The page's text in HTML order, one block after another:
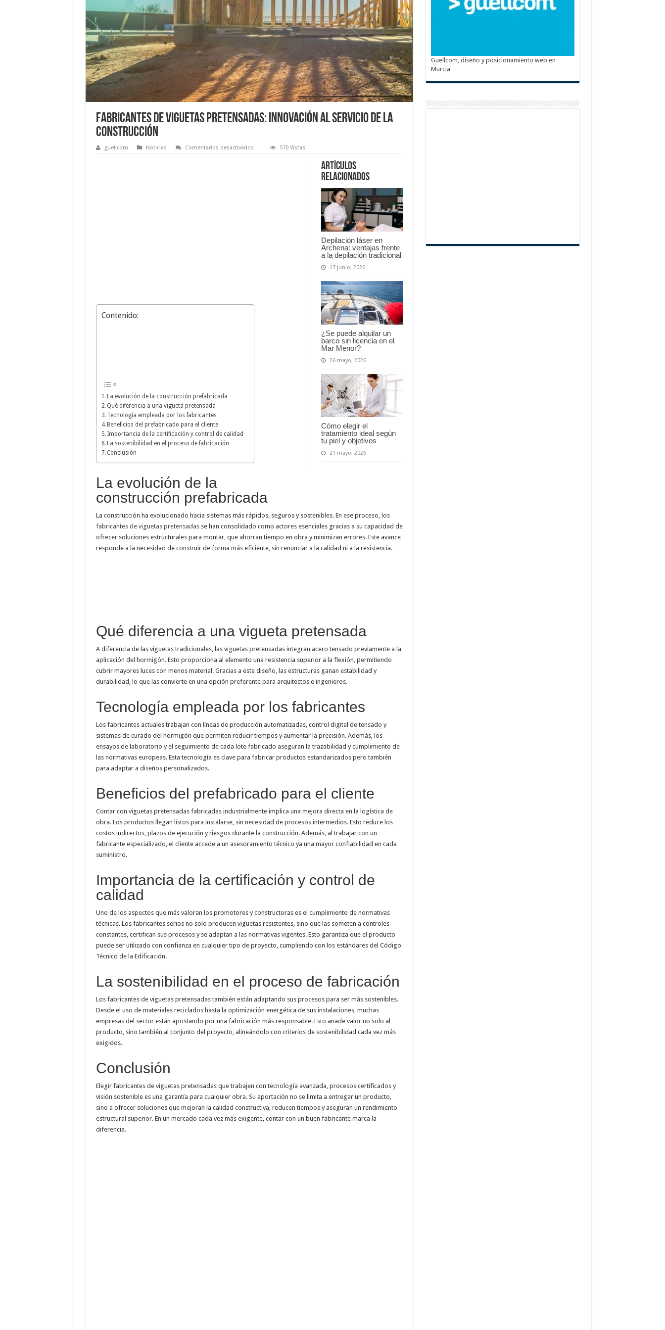
Fabricantes de viguetas pretensadas: innovación al servicio de la
construcción
guellcom Noticias Comentarios desactivadosen
570 Vistas
Artículos
relacionados
Depilación láser en
Archena: ventajas frente
a la depilación tradicional
17 junio, 2026
¿Se puede alquilar un
barco sin licencia en el
Mar Menor?
26 mayo, 2026
Cómo elegir el
tratamiento ideal según
tu piel y objetivos
21 mayo, 2026
Contenido:
La evolución de la construcción prefabricada
Qué diferencia a una vigueta pretensada
Tecnología empleada por los fabricantes
Beneficios del prefabricado para el cliente
Importancia de la certificación y control de calidad
La sostenibilidad en el proceso de fabricación
Conclusión
La evolución de la
construcción prefabricada
La construcción ha evolucionado hacia sistemas más rápidos, seguros y sostenibles. En ese proceso, los
fabricantes de viguetas pretensadasse han consolidado como actores esenciales gracias a su capacidad de
ofrecer soluciones estructurales para montar, que ahorran tiempo en obra y minimizan errores. Este avance
responde a la necesidad de construir de forma más eficiente, sin renunciar a la calidad ni a la resistencia.
Qué diferencia a una vigueta pretensada
A diferencia de las viguetas tradicionales, las viguetas pretensadas integran acero tensado previamente a la
aplicación del hormigón. Esto proporciona al elemento una resistencia superior a la flexión, permitiendo
cubrir mayores luces con menos material. Gracias a este diseño, las estructuras ganan estabilidad y
durabilidad, lo que las convierte en una opción preferente para arquitectos e ingenieros.
Tecnología empleada por los fabricantes
Los fabricantes actuales trabajan con líneas de producción automatizadas, control digital de tensado y
sistemas de curado del hormigón que permiten reducir tiempos y aumentar la precisión. Además, los
ensayos de laboratorio y el seguimiento de cada lote fabricado aseguran la trazabilidad y cumplimiento de
las normativas europeas. Esta tecnología es clave para fabricar productos estandarizados pero también
para adaptar a diseños personalizados.
Beneficios del prefabricado para el cliente
Contar con viguetas pretensadas fabricadas industrialmente implica una mejora directa en la logística de
obra. Los productos llegan listos para instalarse, sin necesidad de procesos intermedios. Esto reduce los
costos indirectos, plazos de ejecución y riesgos durante la construcción. Además, al trabajar con un
fabricante especializado, el cliente accede a un asesoramiento técnico ya una mayor confiabilidad en cada
suministro.
Importancia de la certificación y control de
calidad
Uno de los aspectos que más valoran los promotores y constructoras es el cumplimiento de normativas
técnicas. Los fabricantes serios no solo producen viguetas resistentes, sino que las someten a controles
constantes, certifican sus procesos y se adaptan a las normativas vigentes. Esto garantiza que el producto
puede ser utilizado con confianza en cualquier tipo de proyecto, cumpliendo con los estándares del Código
Técnico de la Edificación.
La sostenibilidad en el proceso de fabricación
Los fabricantes de viguetas pretensadas también están adaptando sus procesos para ser más sostenibles.
Desde el uso de materiales reciclados hasta la optimización energética de sus instalaciones, muchas
empresas del sector están apostando por una fabricación más responsable. Esto añade valor no solo al
producto, sino también al conjunto del proyecto, alineándolo con criterios de sostenibilidad cada vez más
exigidos.
Conclusión
Elegir fabricantes de viguetas pretensadas que trabajen con tecnología avanzada, procesos certificados y
visión sostenible es una garantía para cualquier obra. Su aportación no se limita a entregar un producto,
sino a ofrecer soluciones que mejoran la calidad constructiva, reducen tiempos y aseguran un rendimiento
estructural superior. En un mercado cada vez más exigente, contar con un buen fabricante marca la
diferencia.
Guellcom, diseño y posicionamiento web en
Murcia